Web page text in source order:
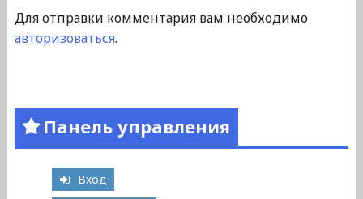
Для отправки комментария вам необходимо
авторизоваться.
Панель управления
Вход